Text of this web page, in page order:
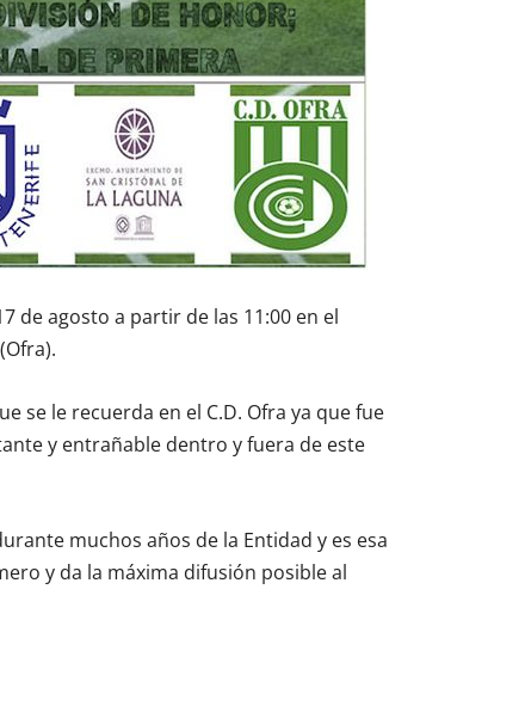
de agosto a partir de las 11:00 en el
se le recuerda en el C.D. Ofra ya que fue
y entrañable dentro y fuera de este
muchos años de la Entidad y es esa
y da la máxima difusión posible al